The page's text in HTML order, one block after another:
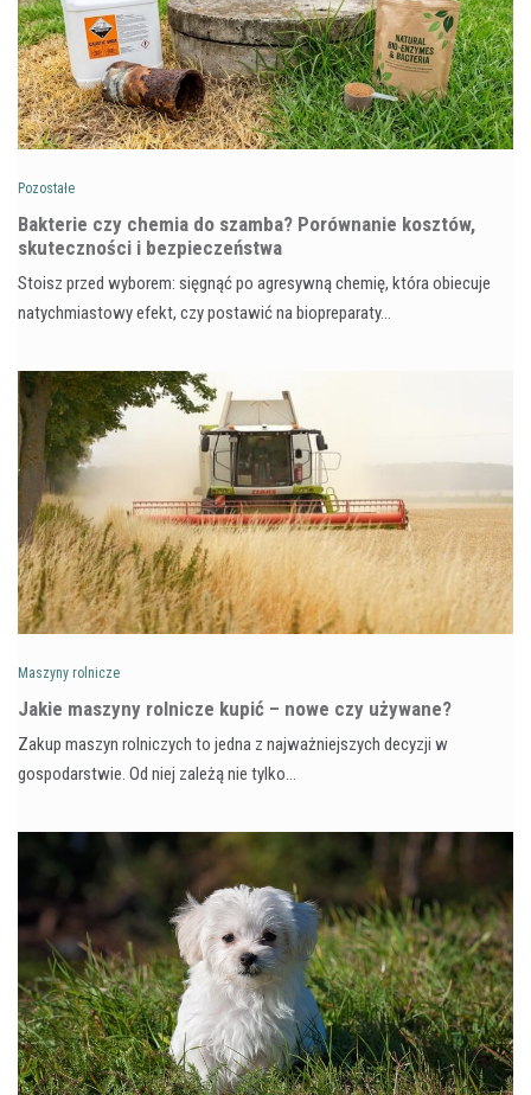
Pozostałe
Bakterie czy chemia do szamba? Porównanie kosztów,
skuteczności i bezpieczeństwa
Stoisz przed wyborem: sięgnąć po agresywną chemię, która obiecuje
natychmiastowy efekt, czy postawić na biopreparaty…
Maszyny rolnicze
Jakie maszyny rolnicze kupić – nowe czy używane?
Zakup maszyn rolniczych to jedna z najważniejszych decyzji w
gospodarstwie. Od niej zależą nie tylko…